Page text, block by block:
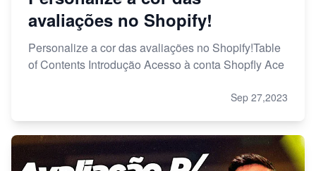
avaliações no Shopify!
Personalize a cor das avaliações no Shopify!Table
of Contents Introdução Acesso à conta Shopfly Ace
Sep 27,2023